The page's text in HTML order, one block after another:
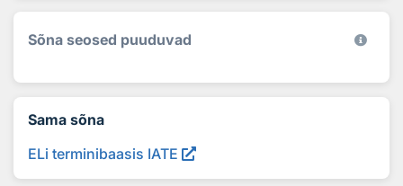
Sõna seosed puuduvad
Sama sõna
ELi terminibaasis IATE